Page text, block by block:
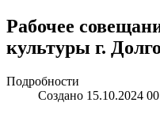
Рабочее
культуры г.
Подробности
Создано 15.10.2024